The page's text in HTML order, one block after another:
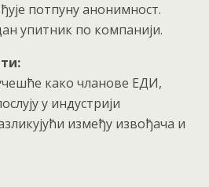
потпуну анонимност.
упитник по компанији.
како чланове ЕДИ,
у индустрији
између извођача и